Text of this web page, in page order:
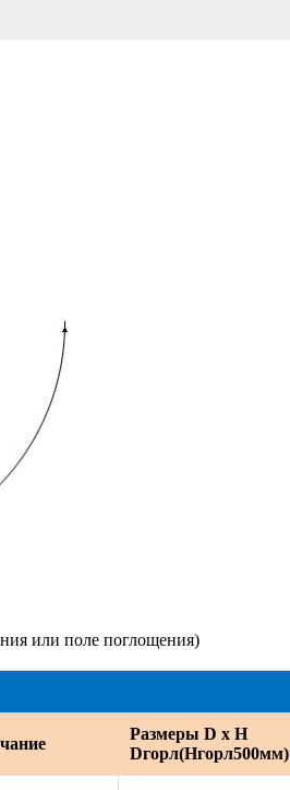
или поле поглощения)
Размеры D x H
Dгорл(Hгорл500мм)